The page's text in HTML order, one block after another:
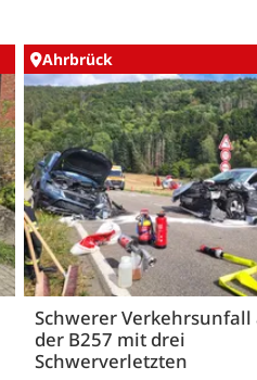
Ahrbrück
Schwerer Verkehrsunfall
der B257 mit drei
Schwerverletzten